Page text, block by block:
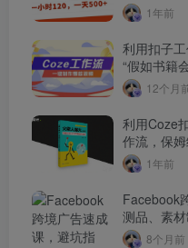
1年前
利用扣子
“假如书籍
12个月
利用Coze
作流，保
1年前
Facebook
测品、素
单出单8个月前